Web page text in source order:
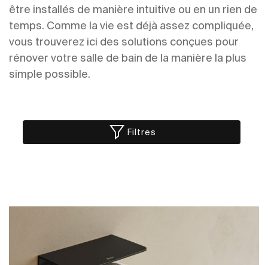
être installés de manière intuitive ou en un rien de
temps. Comme la vie est déjà assez compliquée,
vous trouverez ici des solutions conçues pour
rénover votre salle de bain de la manière la plus
simple possible.
Filtres